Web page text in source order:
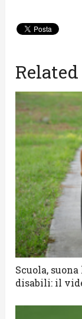
Scuola,
disabili: il